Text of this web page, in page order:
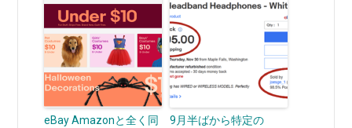
eBay Amazonと全く同
9月半ばから特定の